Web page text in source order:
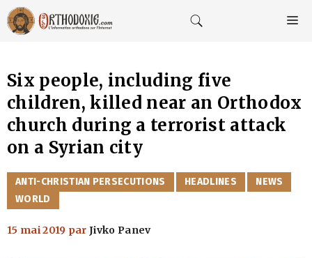
Aller
au
contenu
Six people, including five
children, killed near an Orthodox
church during a terrorist attack
on a Syrian city
CATÉGORIES
ANTI-CHRISTIAN PERSECUTIONS HEADLINES
NEWS
WORLD
15 mai 2019 parJivko Panev